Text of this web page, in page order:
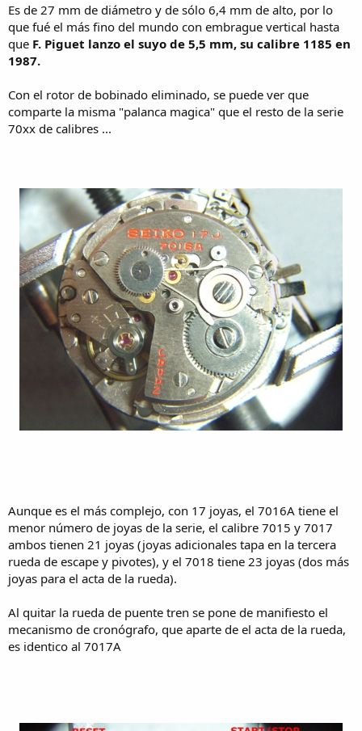
Es de 27 mm de diámetro y de sólo 6,4 mm de alto, por lo
que fué el más fino del mundo con embrague vertical hasta
que F. Piguet lanzo el suyo de 5,5 mm, su calibre 1185 en
1987.
Con el rotor de bobinado eliminado, se puede ver que
comparte la misma "palanca magica" que el resto de la serie
70xx de calibres ...
Aunque es el más complejo, con 17 joyas, el 7016A tiene el
menor número de joyas de la serie, el calibre 7015 y 7017
ambos tienen 21 joyas (joyas adicionales tapa en la tercera
rueda de escape y pivotes), y el 7018 tiene 23 joyas (dos más
joyas para el acta de la rueda).
Al quitar la rueda de puente tren se pone de manifiesto el
mecanismo de cronógrafo, que aparte de el acta de la rueda,
es identico al 7017A